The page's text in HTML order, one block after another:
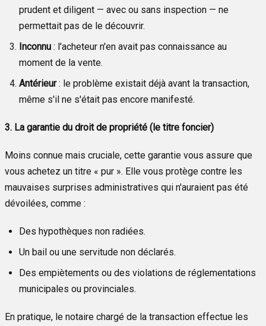
prudent et diligent — avec ou sans inspection — ne
permettait pas de le découvrir.
Inconnu : l'acheteur n'en avait pas connaissance au
moment de la vente.
Antérieur: le problème existait déjà avant la transaction,
même s'il ne s'était pas encore manifesté.
3. La garantie du droit de propriété (le titre foncier)
Moins connue mais cruciale, cette garantie vous assure que
vous achetez un titre « pur ». Elle vous protège contre les
mauvaises surprises administratives qui n'auraient pas été
dévoilées, comme :
Des hypothèques non radiées.
Un bail ou une servitude non déclarés.
Des empiètements ou des violations de réglementations
municipales ou provinciales.
En pratique, le notaire chargé de la transaction effectue les